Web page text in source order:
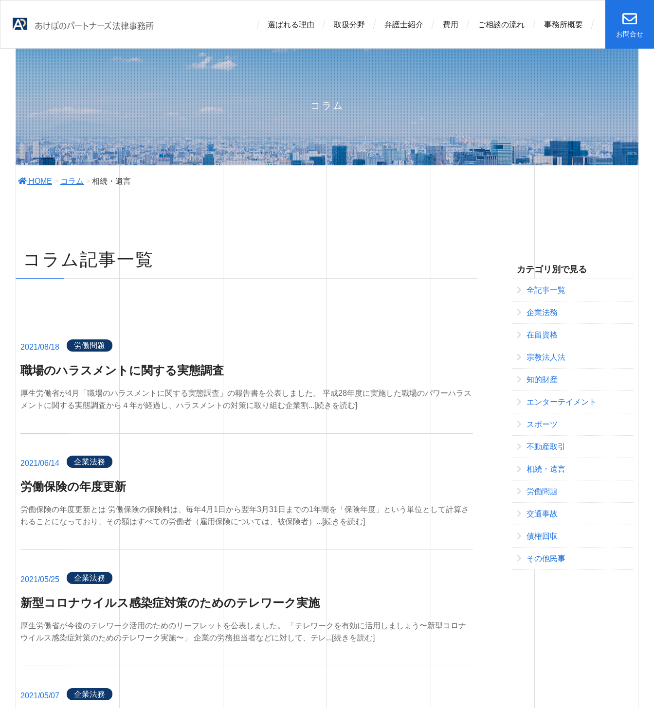
選ばれる理由 取扱分野 弁護士紹介 費用 ご相談の流れ 事務所概要
お問合せ
コラム
HOME > コラム > 相続・遺言
コラム記事一覧
2021/08/18 労働問題
職場のハラスメントに関する実態調査
厚生労働省が4月「職場のハラスメントに関する実態調査」の報告書を公表しました。 平成28年度に実施した職場のパワーハラス
メントに関する実態調査から４年が経過し、ハラスメントの対策に取り組む企業割...[続きを読む]
2021/06/14 企業法務
労働保険の年度更新
労働保険の年度更新とは 労働保険の保険料は、毎年4月1日から翌年3月31日までの1年間を「保険年度」という単位として計算さ
れることになっており、その額はすべての労働者（雇用保険については、被保険者）...[続きを読む]
2021/05/25 企業法務
新型コロナウイルス感染症対策のためのテレワーク実施
厚生労働省が今後のテレワーク活用のためのリーフレットを公表しました。 「テレワークを有効に活用しましょう〜新型コロナ
ウイルス感染症対策のためのテレワーク実施〜」 企業の労務担当者などに対して、テレ...[続きを読む]
2021/05/07 企業法務
カテゴリ別で見る
全記事一覧
企業法務
在留資格
宗教法人法
知的財産
エンターテイメント
スポーツ
不動産取引
相続・遺言
労働問題
交通事故
債権回収
その他民事